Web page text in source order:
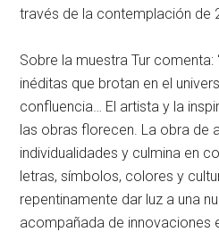
través de la contemplación de
Sobre la muestra Tur comenta:
inéditas que brotan en el
confluencia… El artista y la
las obras florecen. La obra de
individualidades y culmina en
letras, símbolos, colores y
repentinamente dar luz a una
acompañada de innovaciones